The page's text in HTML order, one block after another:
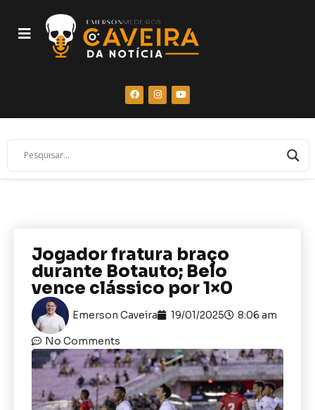
Jogador fratura braço
durante Botauto; Belo
vence clássico por 1×0
Emerson Caveira 19/01/2025 8:06 am
No Comments